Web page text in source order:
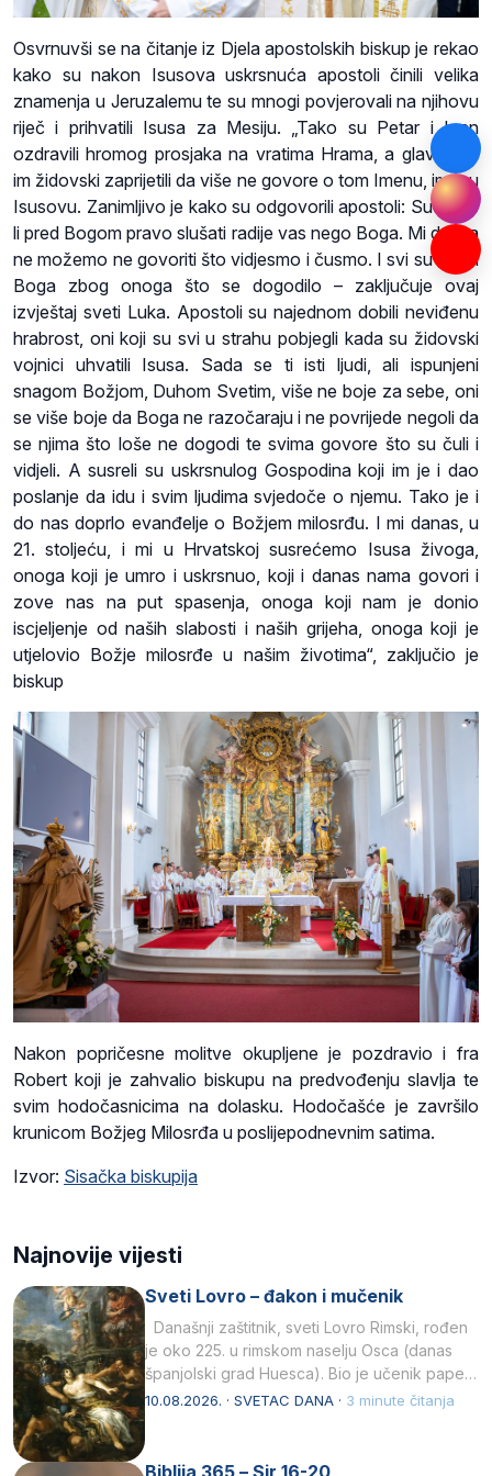
Osvrnuvši se na čitanje iz Djela apostolskih biskup je rekao
kako su nakon Isusova uskrsnuća apostoli činili velika
znamenja u Jeruzalemu te su mnogi povjerovali na njihovu
riječ i prihvatili Isusa za Mesiju. „Tako su Petar i Ivan
ozdravili hromog prosjaka na vratima Hrama, a glavari su
im židovski zaprijetili da više ne govore o tom Imenu, imenu
Isusovu. Zanimljivo je kako su odgovorili apostoli: Sudite je
li pred Bogom pravo slušati radije vas nego Boga. Mi doista
ne možemo ne govoriti što vidjesmo i čusmo. I svi su slavili
Boga zbog onoga što se dogodilo – zaključuje ovaj
izvještaj sveti Luka. Apostoli su najednom dobili neviđenu
hrabrost, oni koji su svi u strahu pobjegli kada su židovski
vojnici uhvatili Isusa. Sada se ti isti ljudi, ali ispunjeni
snagom Božjom, Duhom Svetim, više ne boje za sebe, oni
se više boje da Boga ne razočaraju i ne povrijede negoli da
se njima što loše ne dogodi te svima govore što su čuli i
vidjeli. A susreli su uskrsnulog Gospodina koji im je i dao
poslanje da idu i svim ljudima svjedoče o njemu. Tako je i
do nas doprlo evanđelje o Božjem milosrđu. I mi danas, u
21. stoljeću, i mi u Hrvatskoj susrećemo Isusa živoga,
onoga koji je umro i uskrsnuo, koji i danas nama govori i
zove nas na put spasenja, onoga koji nam je donio
iscjeljenje od naših slabosti i naših grijeha, onoga koji je
utjelovio Božje milosrđe u našim životima“, zaključio je
biskup
Nakon popričesne molitve okupljene je pozdravio i fra
Robert koji je zahvalio biskupu na predvođenju slavlja te
svim hodočasnicima na dolasku. Hodočašće je završilo
krunicom Božjeg Milosrđa u poslijepodnevnim satima.
Izvor: Sisačka biskupija
Najnovije vijesti
Sveti Lovro – đakon i mučenik
Današnji zaštitnik, sveti Lovro Rimski, rođen
je oko 225. u rimskom naselju Osca (danas
španjolski grad Huesca). Bio je učenik pape…
10.08.2026. · SVETAC DANA · 3 minute čitanja
Biblija 365 – Sir 16-20